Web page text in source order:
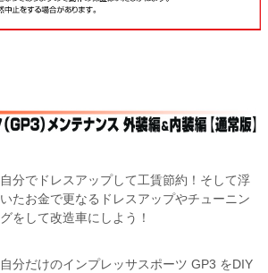
自分でドレスアップして工賃節約！そして浮
いたお金で更なるドレスアップやチューニン
グをして改造車にしよう！
自分だけのインプレッサスポーツ GP3 をDIY